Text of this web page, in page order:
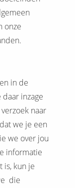
onze
in de
inzage
naar
we je een
we over jou
informatie
is, kun je
die